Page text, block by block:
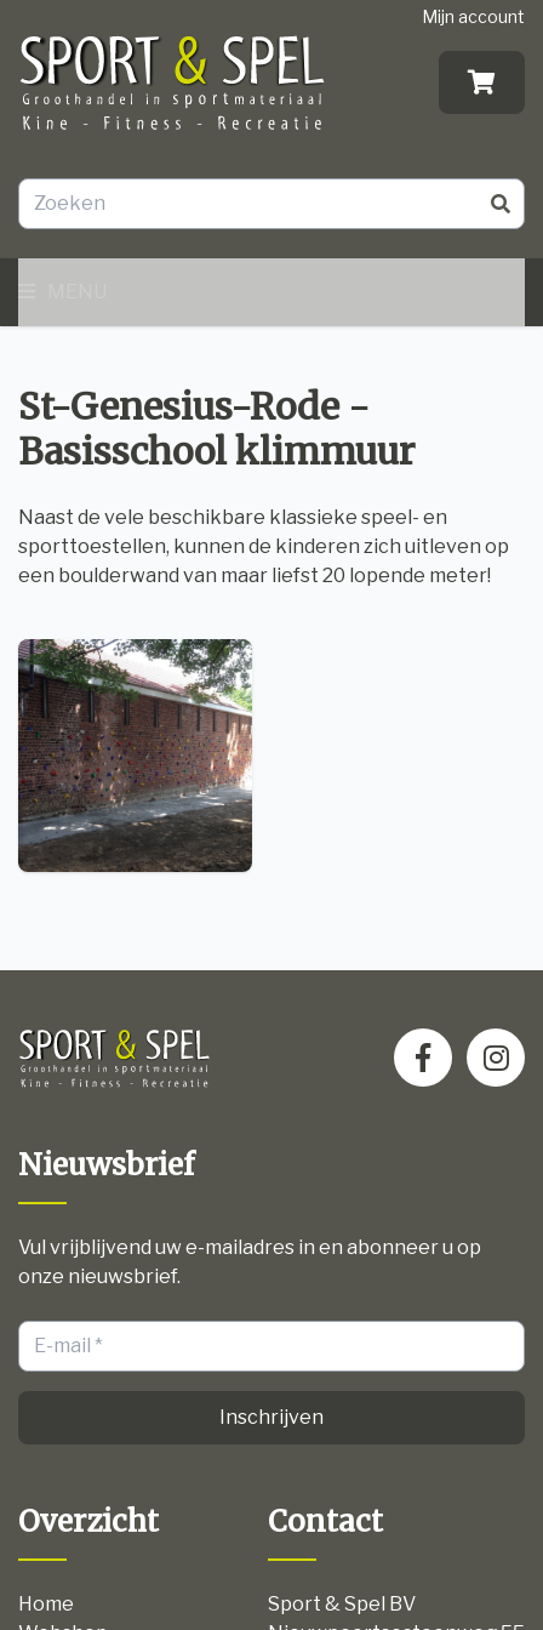
Mijn account
St-Genesius-Rode -
Basisschool klimmuur
Naast de vele beschikbare klassieke speel- en
sporttoestellen, kunnen de kinderen zich uitleven op
een boulderwand van maar liefst 20 lopende meter!
Nieuwsbrief
Vul vrijblijvend uw e-mailadres in en abonneer u op
onze nieuwsbrief.
Inschrijven
Overzicht
Home
Contact
Sport & Spel BV